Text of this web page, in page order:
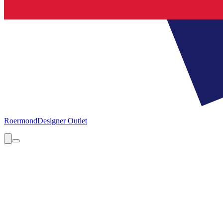
RoermondDesigner Outlet